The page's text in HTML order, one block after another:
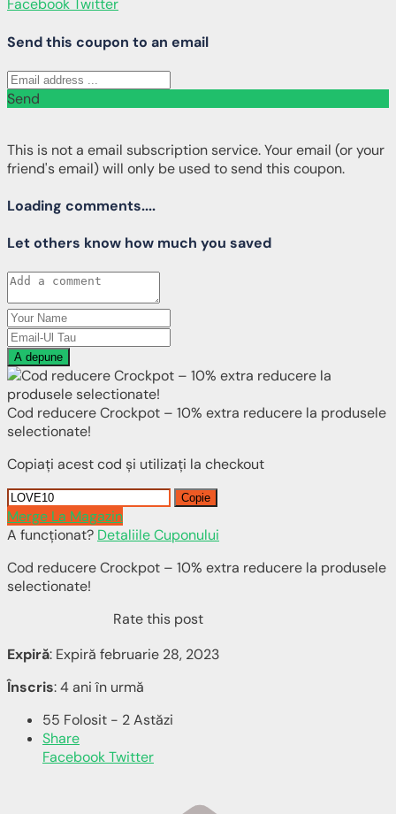
Facebook Twitter
Send this coupon to an email
Send
This is not a email subscription service. Your email (or your
friend's email) will only be used to send this coupon.
Loading comments....
Let others know how much you saved
A depune
Cod reducere Crockpot – 10% extra reducere la produsele
selectionate!
Copiați acest cod și utilizați la checkout
Copie
Merge La Magazin
A funcționat? Detaliile Cuponului
Cod reducere Crockpot – 10% extra reducere la produsele
selectionate!
Rate this post
Expiră: Expiră februarie 28, 2023
Înscris: 4 ani în urmă
55 Folosit - 2 Astăzi
Share
FacebookTwitter